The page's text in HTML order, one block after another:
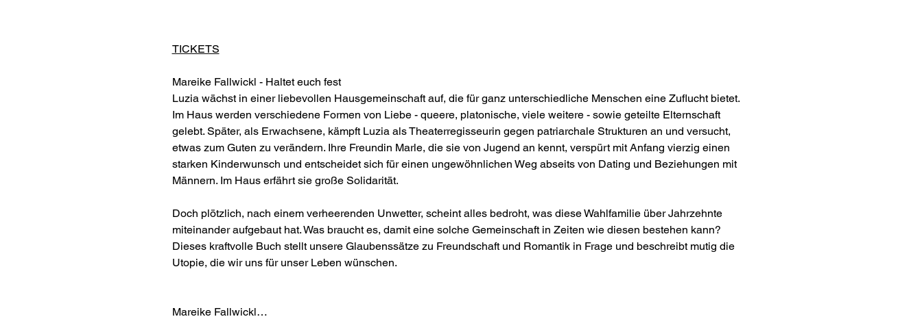
TICKETS
Mareike Fallwickl - Haltet euch fest
Luzia wächst in einer liebevollen Hausgemeinschaft auf, die für ganz unterschiedliche Menschen eine Zuflucht bietet.
Im Haus werden verschiedene Formen von Liebe - queere, platonische, viele weitere - sowie geteilte Elternschaft
gelebt. Später, als Erwachsene, kämpft Luzia als Theaterregisseurin gegen patriarchale Strukturen an und versucht,
etwas zum Guten zu verändern. Ihre Freundin Marle, die sie von Jugend an kennt, verspürt mit Anfang vierzig einen
starken Kinderwunsch und entscheidet sich für einen ungewöhnlichen Weg abseits von Dating und Beziehungen mit
Männern. Im Haus erfährt sie große Solidarität.
Doch plötzlich, nach einem verheerenden Unwetter, scheint alles bedroht, was diese Wahlfamilie über Jahrzehnte
miteinander aufgebaut hat. Was braucht es, damit eine solche Gemeinschaft in Zeiten wie diesen bestehen kann?
Dieses kraftvolle Buch stellt unsere Glaubenssätze zu Freundschaft und Romantik in Frage und beschreibt mutig die
Utopie, die wir uns für unser Leben wünschen.
Mareike Fallwickl…